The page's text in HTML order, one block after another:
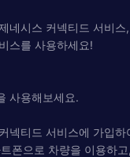
네시스 커넥티드 서비
스를 사용하세요!
사용해보세요.
티드 서비스에 가입
폰으로 차량을 이용하